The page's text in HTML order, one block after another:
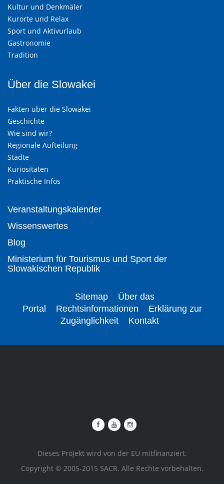
Kultur und Denkmäler
Kurorte und Relax
Sport und Aktivurlaub
Gastronomie
Tradition
Über die Slowakei
Fakten über die Slowakei
Geschichte
Wie sind wir?
Regionale Aufteilung
Städte
Kuriositäten
Praktische Infos
Veranstaltungskalender
Wissenswertes
Blog
Ministerium für Tourismus und Sport der
Slowakischen Republik
Sitemap
Über das
Portal
Rechtsinformationen
Erklärung zur
Zugänglichkeit
Kontakt
Dieses Projekt wird von der EU mitfinanziert.
Copyright © 2005-2015 SACR. Alle Rechte vorbehalten.